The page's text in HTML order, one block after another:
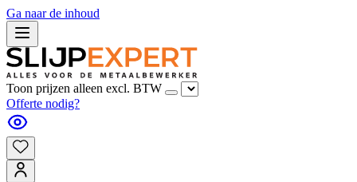
Ga naar de inhoud
Toon prijzen alleen excl. BTW
Offerte nodig?